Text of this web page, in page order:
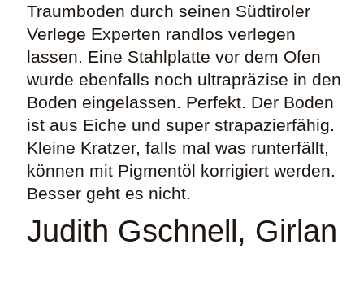
Traumboden durch seinen Südtiroler
Verlege Experten randlos verlegen
lassen. Eine Stahlplatte vor dem Ofen
wurde ebenfalls noch ultrapräzise in den
Boden eingelassen. Perfekt. Der Boden
ist aus Eiche und super strapazierfähig.
Kleine Kratzer, falls mal was runterfällt,
können mit Pigmentöl korrigiert werden.
Besser geht es nicht.
Judith Gschnell, Girlan